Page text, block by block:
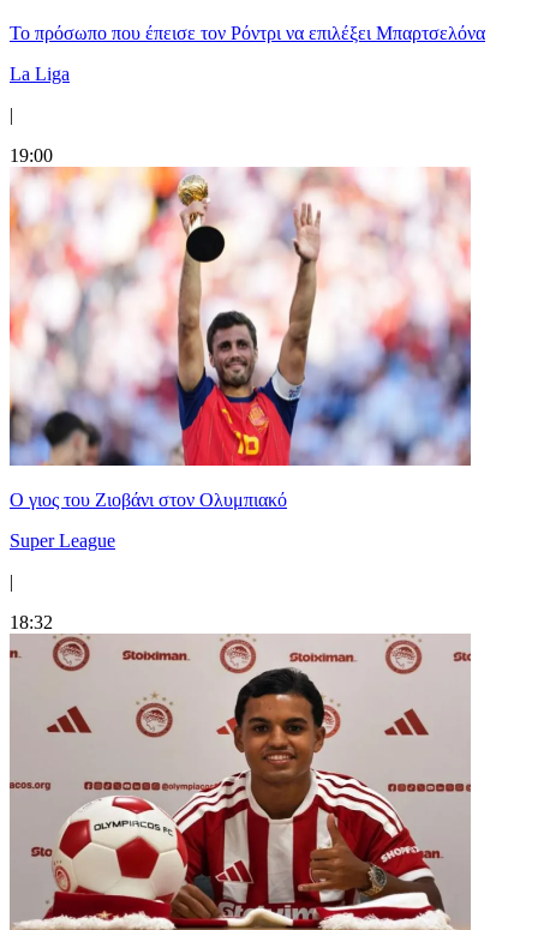
Το πρόσωπο που έπεισε τον Ρόντρι να επιλέξει Μπαρτσελόνα
La Liga
|
19:00
Ο γιος του Ζιοβάνι στον Ολυμπιακό
Super League
|
18:32